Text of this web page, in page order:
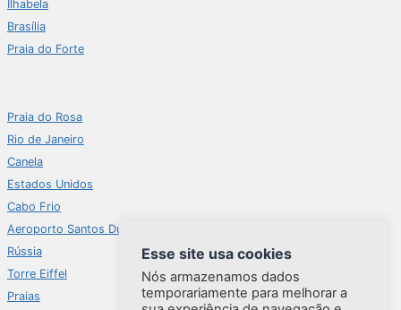
Ilhabela
Brasília
Praia do Forte
Praia do Rosa
Rio de Janeiro
Canela
Estados Unidos
Cabo Frio
Aeroporto Santos Dumont
Rússia
Torre Eiffel
Praias
Esse site usa cookies
Nós armazenamos dados
temporariamente para melhorar a